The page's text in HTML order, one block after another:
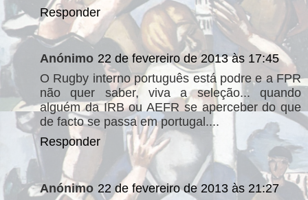
Responder
Anónimo 22 de fevereiro de 2013 às 17:45
O Rugby interno português está podre e a FPR
não quer saber, viva a seleção... quando
alguém da IRB ou AEFR se aperceber do que
de facto se passa em portugal....
Responder
Anónimo 22 de fevereiro de 2013 às 21:27